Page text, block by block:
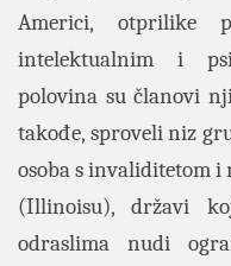
Americi, otprilike
intelektualnim i
polovina su članovi
takođe, sproveli niz
osoba s invaliditetom
(Illinoisu), državi
odraslima nudi